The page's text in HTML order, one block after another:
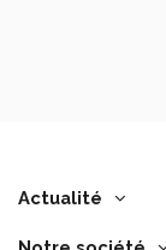
Actualité